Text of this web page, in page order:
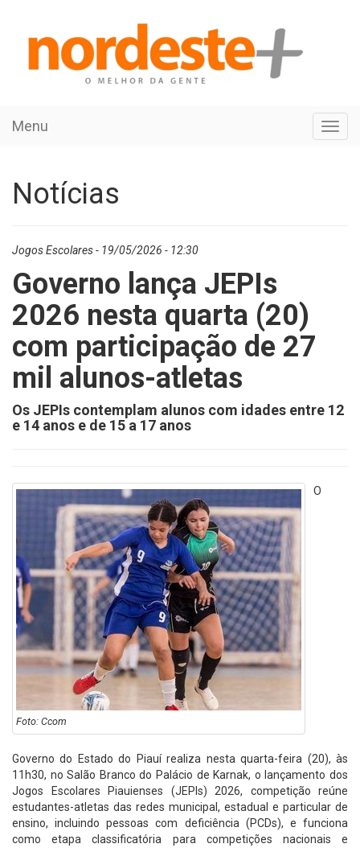
Menu
Notícias
Jogos Escolares - 19/05/2026 - 12:30
Governo lança JEPIs
2026 nesta quarta (20)
com participação de 27
mil alunos-atletas
Os JEPIs contemplam alunos com idades entre 12
e 14 anos e de 15 a 17 anos
Foto: Ccom
O
Governo do Estado do Piauí realiza nesta quarta-feira (20), às
11h30, no Salão Branco do Palácio de Karnak, o lançamento dos
Jogos Escolares Piauienses (JEPIs) 2026, competição reúne
estudantes-atletas das redes municipal, estadual e particular de
ensino, incluindo pessoas com deficiência (PCDs), e funciona
como etapa classificatória para competições nacionais e